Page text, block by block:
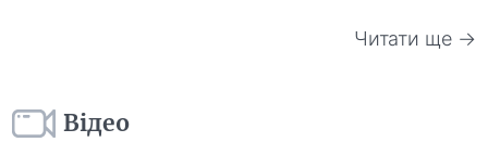
Читати ще →
Відео